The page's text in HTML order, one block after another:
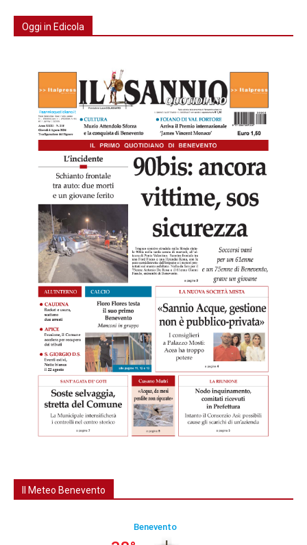
Oggi in Edicola
Il Meteo Benevento